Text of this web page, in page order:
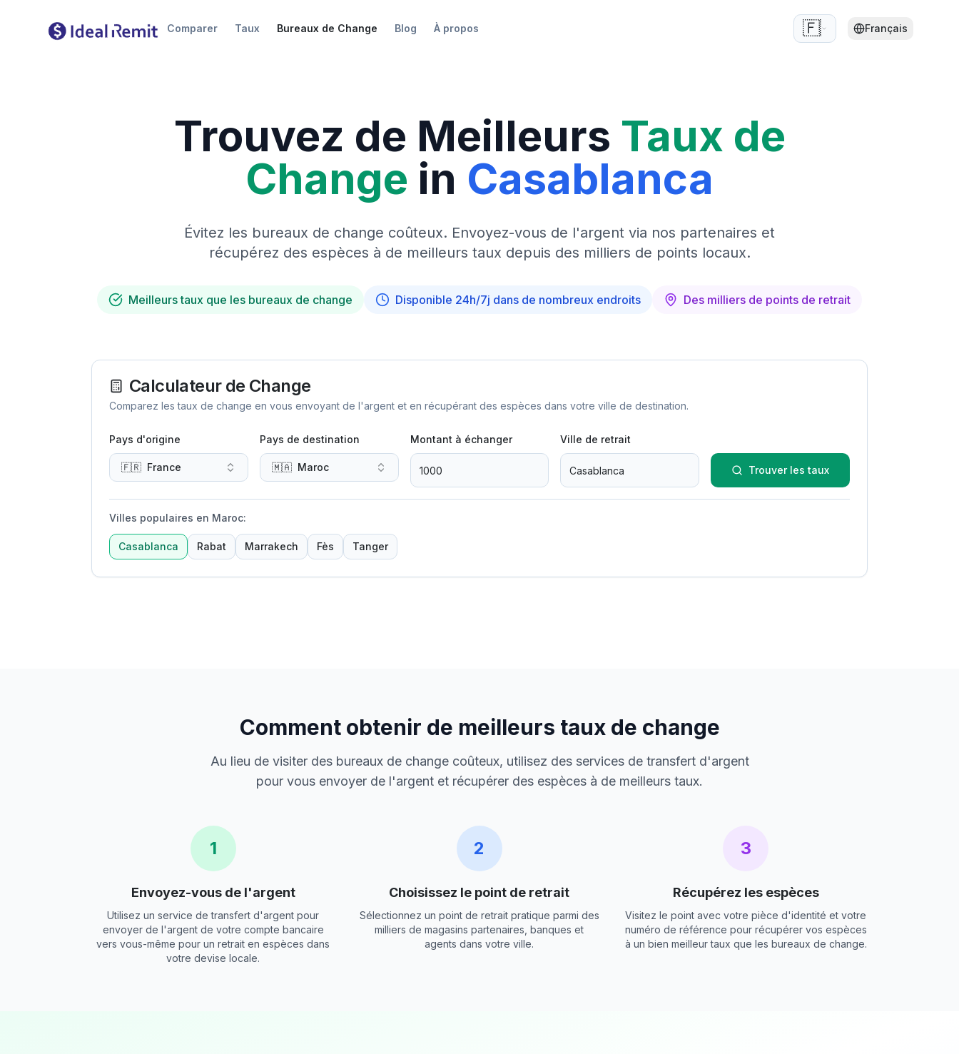
Comparer Taux Bureaux de Change Blog À propos 🇫🇷 Français
Trouvez de Meilleurs Taux de
Change in Casablanca
Évitez les bureaux de change coûteux. Envoyez-vous de l'argent via nos partenaires et
récupérez des espèces à de meilleurs taux depuis des milliers de points locaux.
Meilleurs taux que les bureaux de change Disponible 24h/7j dans de nombreux endroits Des milliers de points de retrait
Calculateur de Change
Comparez les taux de change en vous envoyant de l'argent et en récupérant des espèces dans votre ville de destination.
Pays d'origine
🇫🇷 France
Pays de destination
🇲🇦 Maroc
Montant à échanger Ville de retrait
Trouver les taux
Villes populaires en Maroc:
Casablanca Rabat Marrakech Fès Tanger
Comment obtenir de meilleurs taux de change
Au lieu de visiter des bureaux de change coûteux, utilisez des services de transfert d'argent
pour vous envoyer de l'argent et récupérer des espèces à de meilleurs taux.
1
Envoyez-vous de l'argent
Utilisez un service de transfert d'argent pour
envoyer de l'argent de votre compte bancaire
vers vous-même pour un retrait en espèces dans
votre devise locale.
2
Choisissez le point de retrait
Sélectionnez un point de retrait pratique parmi des
milliers de magasins partenaires, banques et
agents dans votre ville.
3
Récupérez les espèces
Visitez le point avec votre pièce d'identité et votre
numéro de référence pour récupérer vos espèces
à un bien meilleur taux que les bureaux de change.